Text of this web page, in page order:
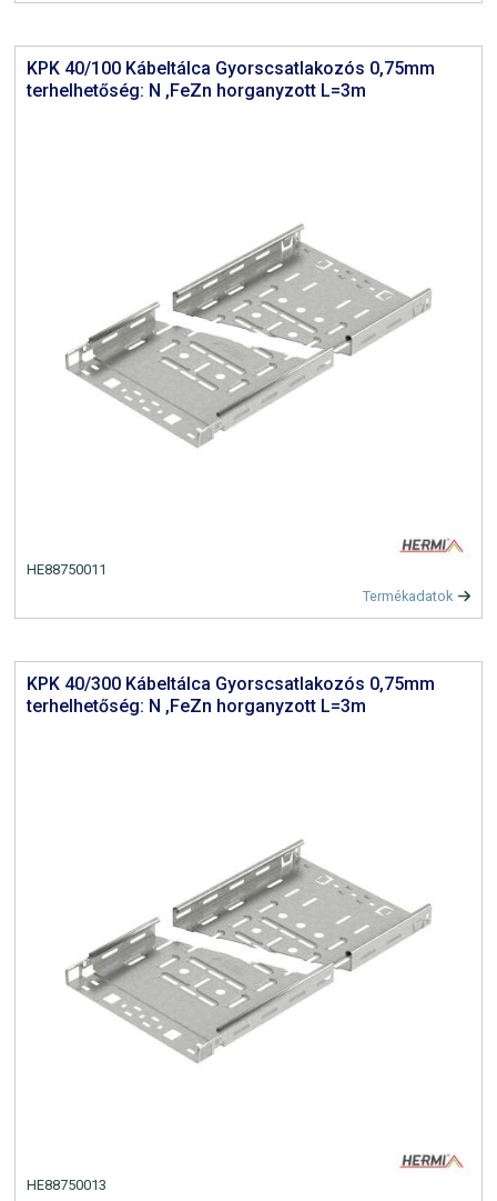
KPK 40/100 Kábeltálca Gyorscsatlakozós 0,75mm
terhelhetőség: N ,FeZn horganyzott L=3m
HE88750011
Termékadatok
KPK 40/300 Kábeltálca Gyorscsatlakozós 0,75mm
terhelhetőség: N ,FeZn horganyzott L=3m
HE88750013